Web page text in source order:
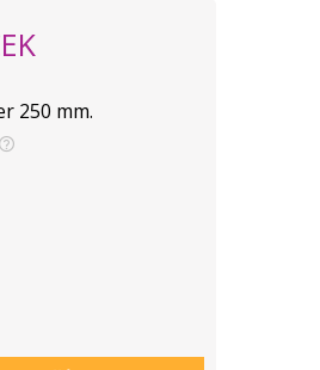
250 mm.